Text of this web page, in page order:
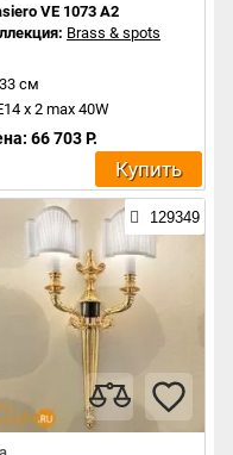
VE 1073 A2
Brass & spots
33 см
x 2 max 40W
66 703 Р.
Купить
129349